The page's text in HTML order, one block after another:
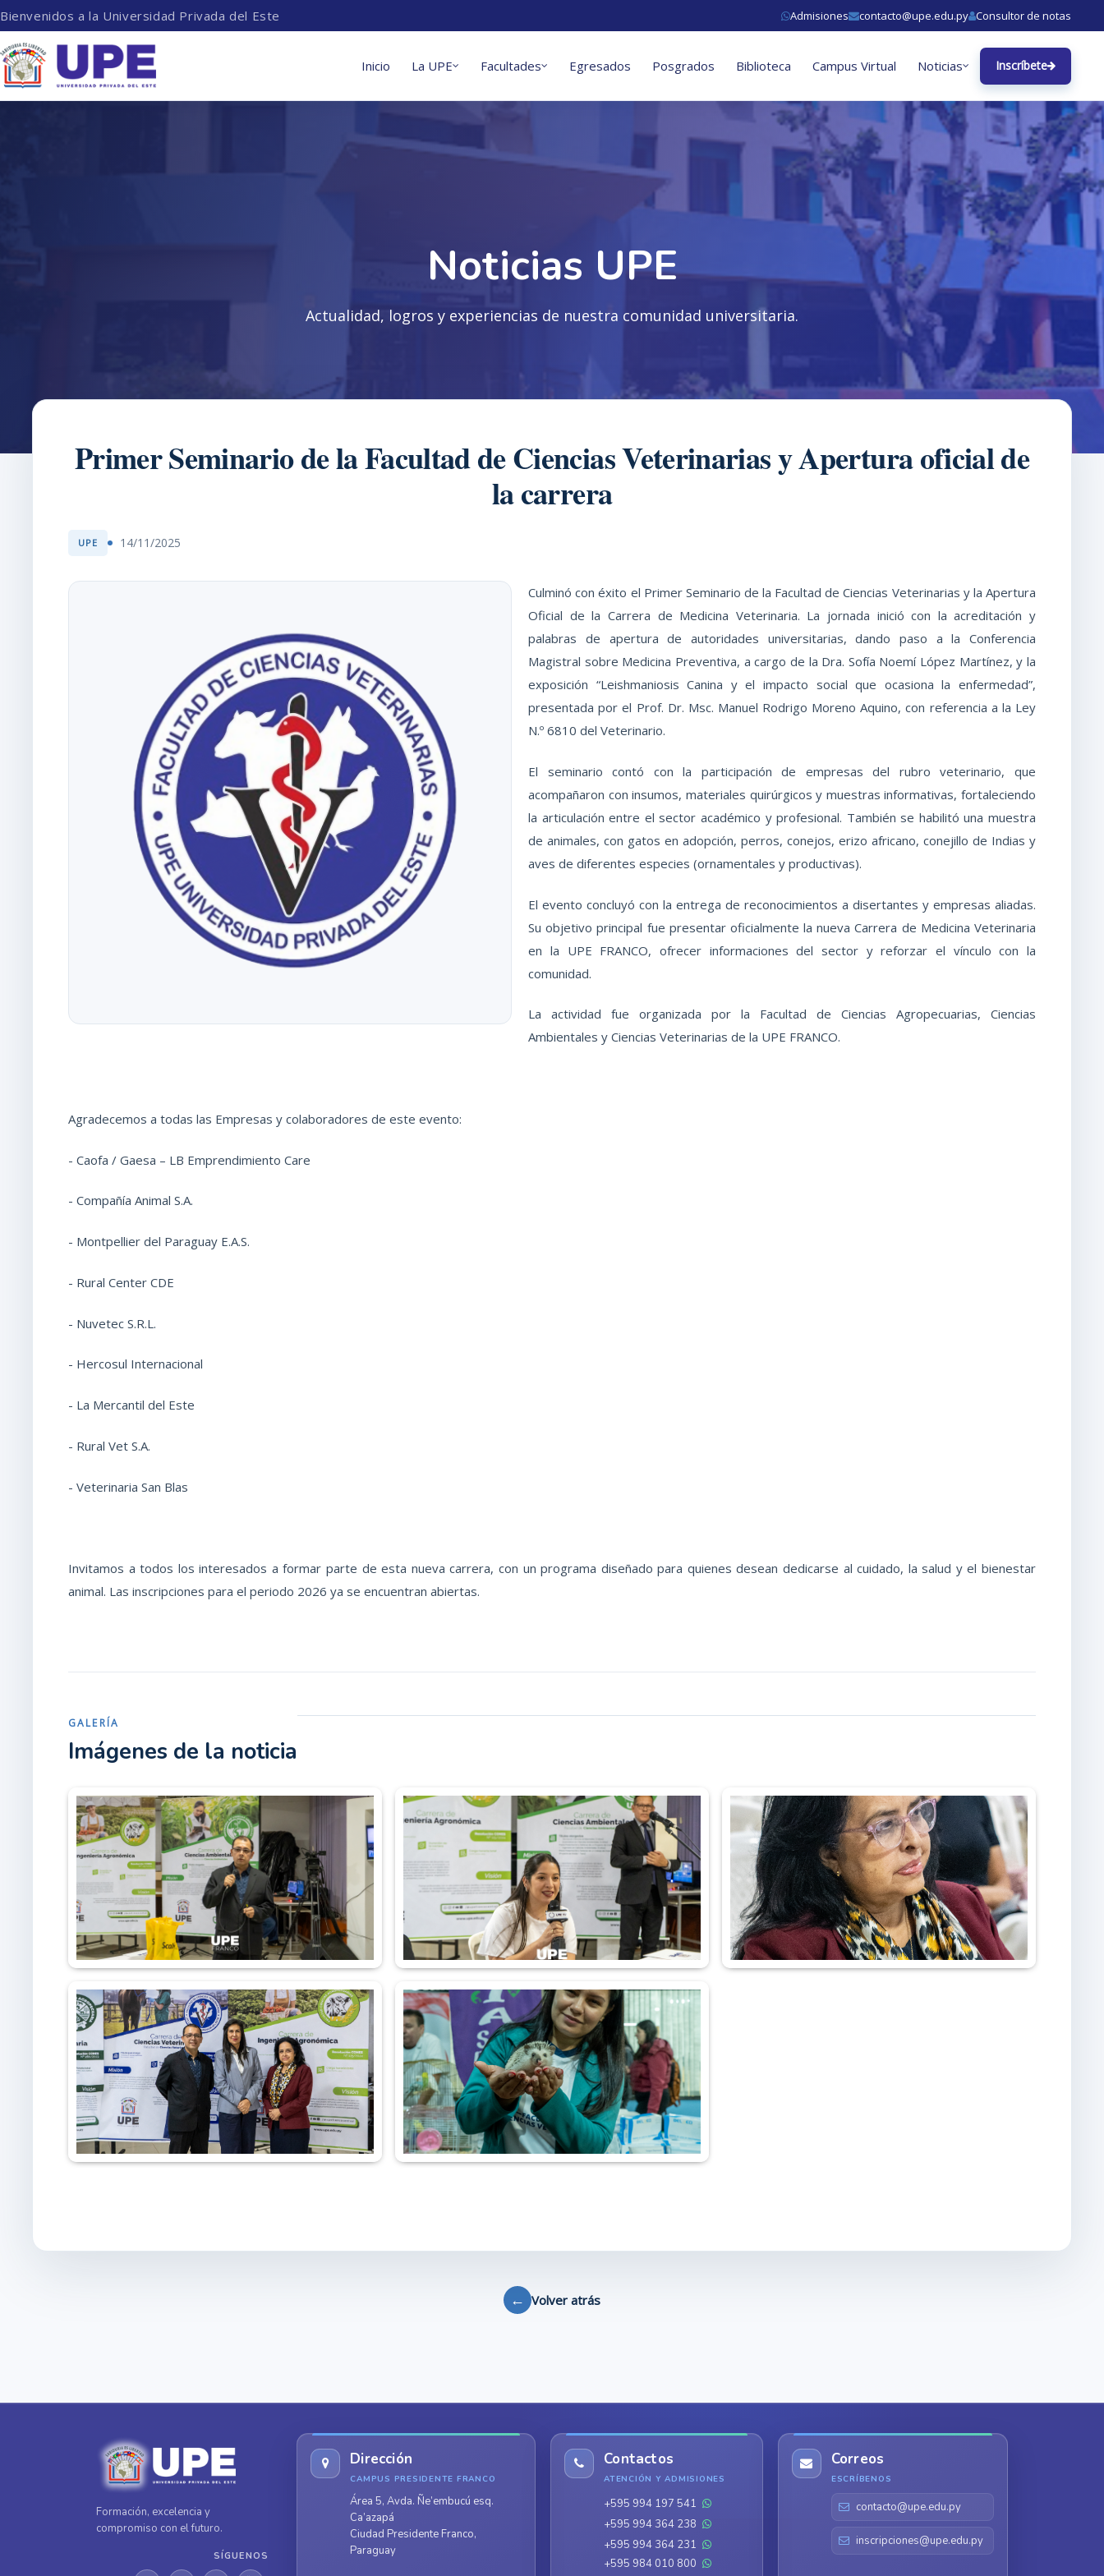
Bienvenidos a la Universidad Privada del Este Admisiones contacto@upe.edu.py Consultor de notas
Inicio La UPE Facultades Egresados Posgrados Biblioteca Campus Virtual Noticias Inscríbete
Noticias UPE
Actualidad, logros y experiencias de nuestra comunidad universitaria.
Primer Seminario de la Facultad de Ciencias Veterinarias y Apertura oficial de
la carrera
UPE 14/11/2025
Culminó con éxito el Primer Seminario de la Facultad de Ciencias Veterinarias y la Apertura
Oficial de la Carrera de Medicina Veterinaria. La jornada inició con la acreditación y
palabras de apertura de autoridades universitarias, dando paso a la Conferencia
Magistral sobre Medicina Preventiva, a cargo de la Dra. Sofía Noemí López Martínez, y la
exposición “Leishmaniosis Canina y el impacto social que ocasiona la enfermedad”,
presentada por el Prof. Dr. Msc. Manuel Rodrigo Moreno Aquino, con referencia a la Ley
N.º 6810 del Veterinario.
El seminario contó con la participación de empresas del rubro veterinario, que
acompañaron con insumos, materiales quirúrgicos y muestras informativas, fortaleciendo
la articulación entre el sector académico y profesional. También se habilitó una muestra
de animales, con gatos en adopción, perros, conejos, erizo africano, conejillo de Indias y
aves de diferentes especies (ornamentales y productivas).
El evento concluyó con la entrega de reconocimientos a disertantes y empresas aliadas.
Su objetivo principal fue presentar oficialmente la nueva Carrera de Medicina Veterinaria
en la UPE FRANCO, ofrecer informaciones del sector y reforzar el vínculo con la
comunidad.
La actividad fue organizada por la Facultad de Ciencias Agropecuarias, Ciencias
Ambientales y Ciencias Veterinarias de la UPE FRANCO.
Agradecemos a todas las Empresas y colaboradores de este evento:
- Caofa / Gaesa – LB Emprendimiento Care
- Compañía Animal S.A.
- Montpellier del Paraguay E.A.S.
- Rural Center CDE
- Nuvetec S.R.L.
- Hercosul Internacional
- La Mercantil del Este
- Rural Vet S.A.
- Veterinaria San Blas
Invitamos a todos los interesados a formar parte de esta nueva carrera, con un programa diseñado para quienes desean dedicarse al cuidado, la salud y el bienestar
animal. Las inscripciones para el periodo 2026 ya se encuentran abiertas.
GALERÍA
Imágenes de la noticia
← Volver atrás
Formación, excelencia y
compromiso con el futuro.
SÍGUENOS
Dirección
CAMPUS PRESIDENTE FRANCO
Área 5, Avda. Ñe’embucú esq.
Ca’azapá
Ciudad Presidente Franco,
Paraguay
Contactos
ATENCIÓN Y ADMISIONES
+595 994 197 541
+595 994 364 238
+595 994 364 231
+595 984 010 800
Correos
ESCRÍBENOS
contacto@upe.edu.py
inscripciones@upe.edu.py